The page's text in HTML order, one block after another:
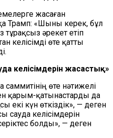
жасаған
Трамп: «Шыны керек, бұл
әрекет етіп
келісімді өте қатты
келісімдерін жасастық»
өте нәтижелі
қарым-қатынастарды да
екі күн өткіздік», — деген
сауда келісімдерін
болды», — деген